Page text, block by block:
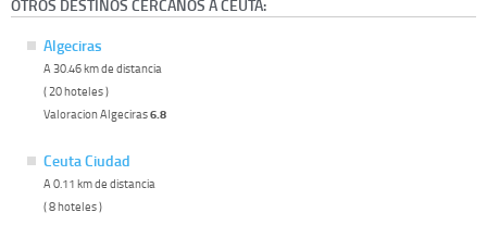
OTROS DESTINOS CERCANOS A CEUTA:
Algeciras
A 30.46 km de distancia
( 20 hoteles )
Valoracion Algeciras6.8
Ceuta Ciudad
A 0.11 km de distancia
( 8 hoteles )